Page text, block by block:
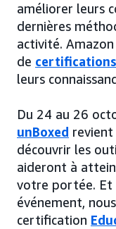
améliorer leurs
dernières
activité.
de certifications
leurs
Du 24 au 26
unBoxed revient
découvrir les
aideront à
votre portée. Et
événement,
certification